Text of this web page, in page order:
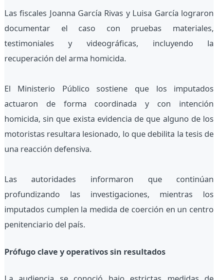
Las fiscales Joanna García Rivas y Luisa García lograron
documentar el caso con pruebas materiales,
testimoniales y videográficas, incluyendo la
recuperación del arma homicida.
El Ministerio Público sostiene que los imputados
actuaron de forma coordinada y con intención
homicida, sin que exista evidencia de que alguno de los
motoristas resultara lesionado, lo que debilita la tesis de
una reacción defensiva.
Las autoridades informaron que continúan
profundizando las investigaciones, mientras los
imputados cumplen la medida de coerción en un centro
penitenciario del país.
Prófugo clave y operativos sin resultados